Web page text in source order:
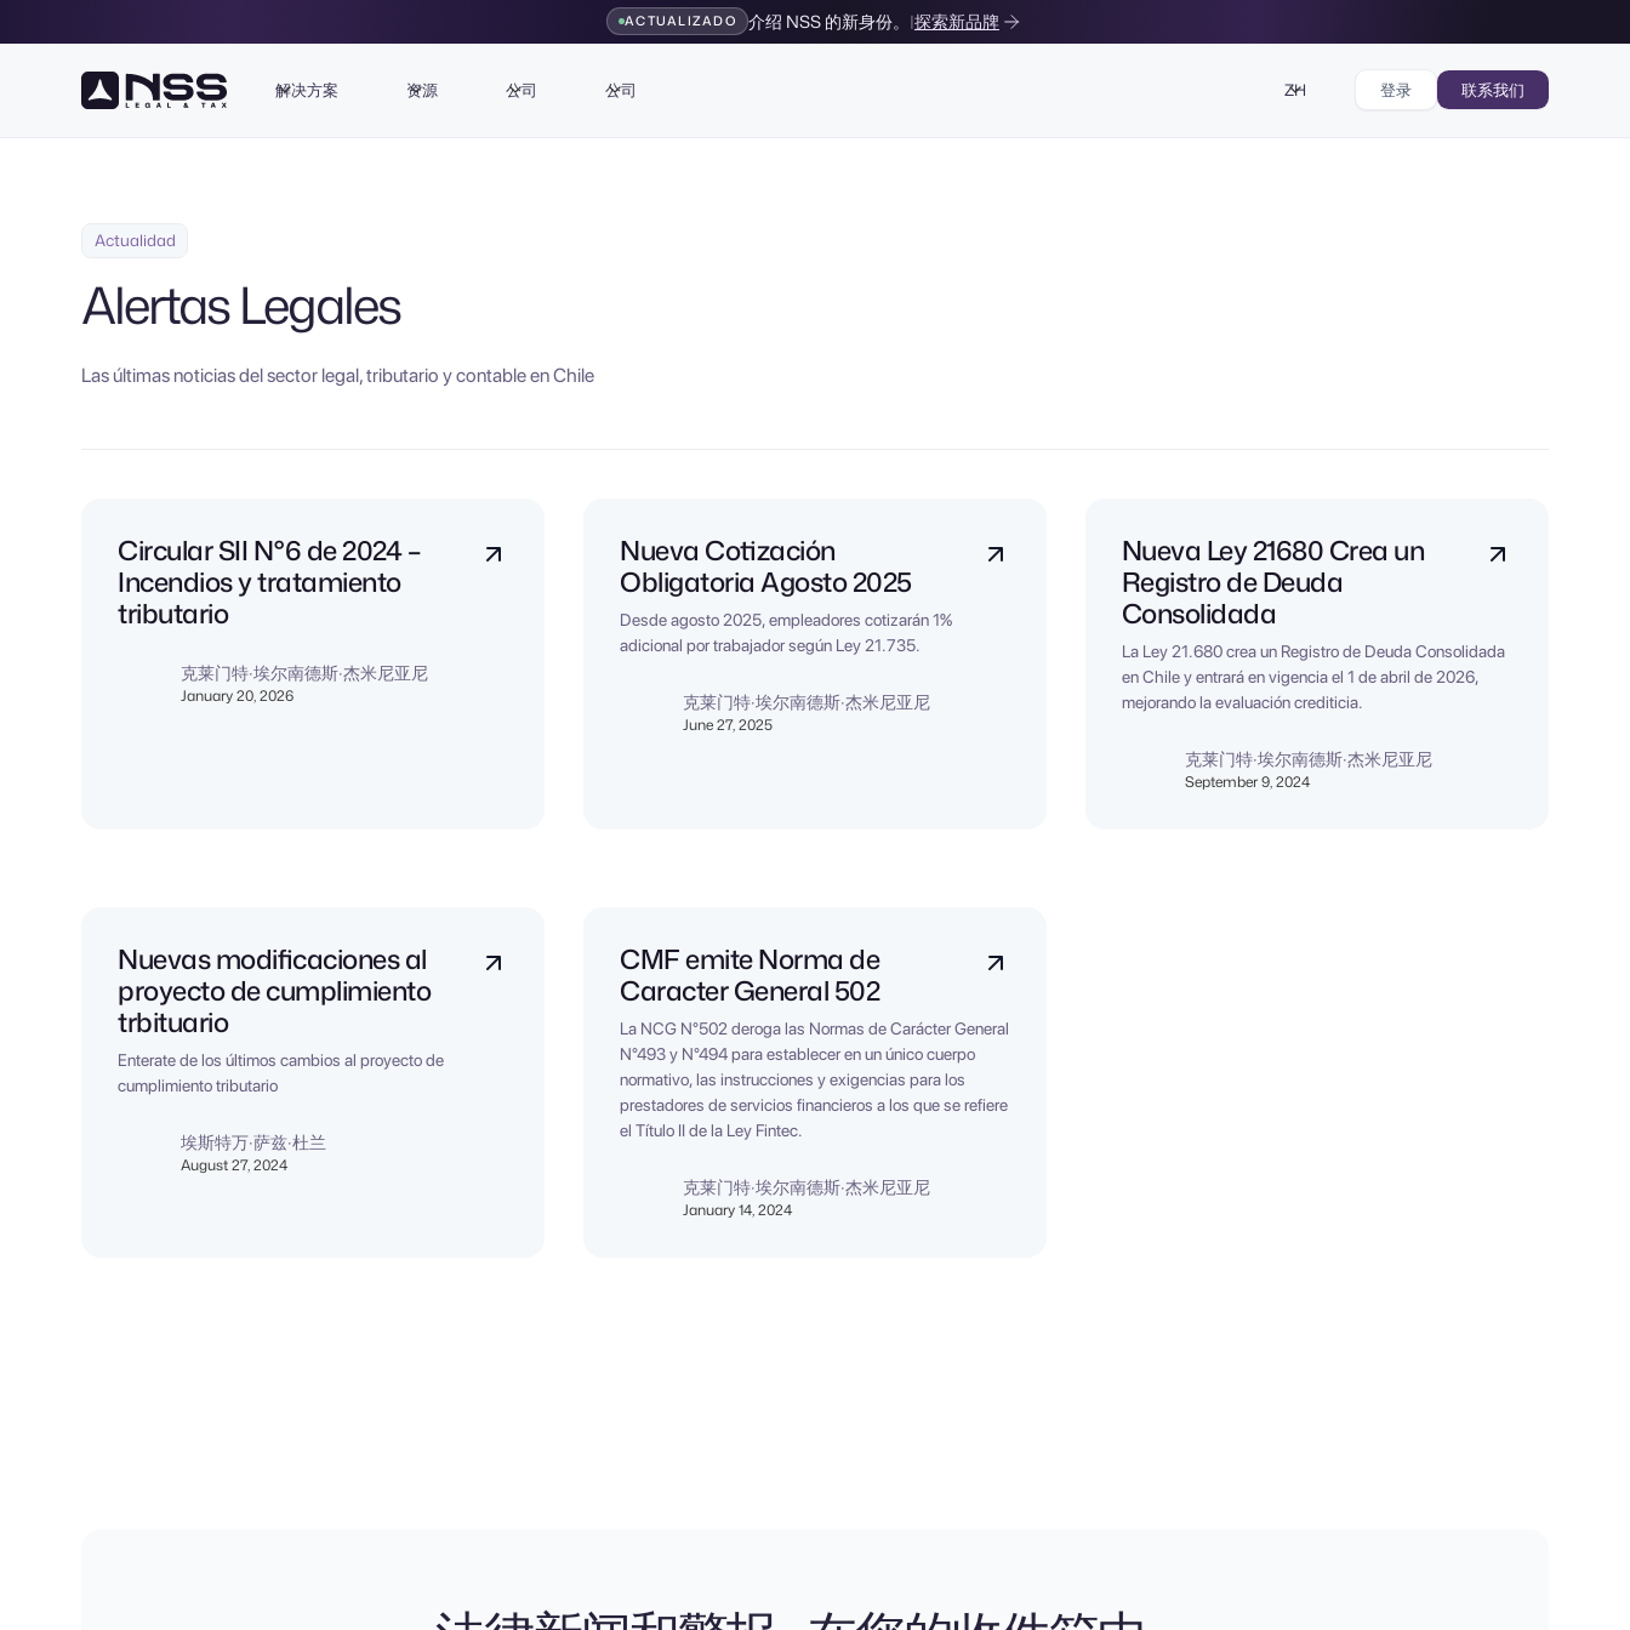
ACTUALIZADO 介绍 NSS 的新身份。 |探索新品牌
解决方案 资源 公司 公司 ZH 登录 联系我们
Actualidad
Alertas Legales
Las últimas noticias del sector legal, tributario y contable en Chile
Circular SII N°6 de 2024 –
Incendios y tratamiento
tributario
克莱门特·埃尔南德斯·杰米尼亚尼
January 20, 2026
Nueva Cotización
Obligatoria Agosto 2025
Desde agosto 2025, empleadores cotizarán 1%
adicional por trabajador según Ley 21.735.
克莱门特·埃尔南德斯·杰米尼亚尼
June 27, 2025
Nueva Ley 21680 Crea un
Registro de Deuda
Consolidada
La Ley 21.680 crea un Registro de Deuda Consolidada
en Chile y entrará en vigencia el 1 de abril de 2026,
mejorando la evaluación crediticia.
克莱门特·埃尔南德斯·杰米尼亚尼
September 9, 2024
Nuevas modificaciones al
proyecto de cumplimiento
trbituario
Enterate de los últimos cambios al proyecto de
cumplimiento tributario
埃斯特万·萨兹·杜兰
August 27, 2024
CMF emite Norma de
Caracter General 502
La NCG N°502 deroga las Normas de Carácter General
N°493 y N°494 para establecer en un único cuerpo
normativo, las instrucciones y exigencias para los
prestadores de servicios financieros a los que se refiere
el Título II de la Ley Fintec.
克莱门特·埃尔南德斯·杰米尼亚尼
January 14, 2024